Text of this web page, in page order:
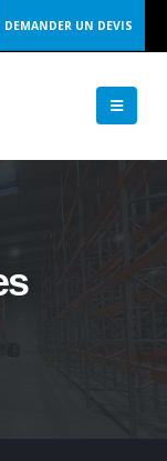
DEMANDER UN DEVIS